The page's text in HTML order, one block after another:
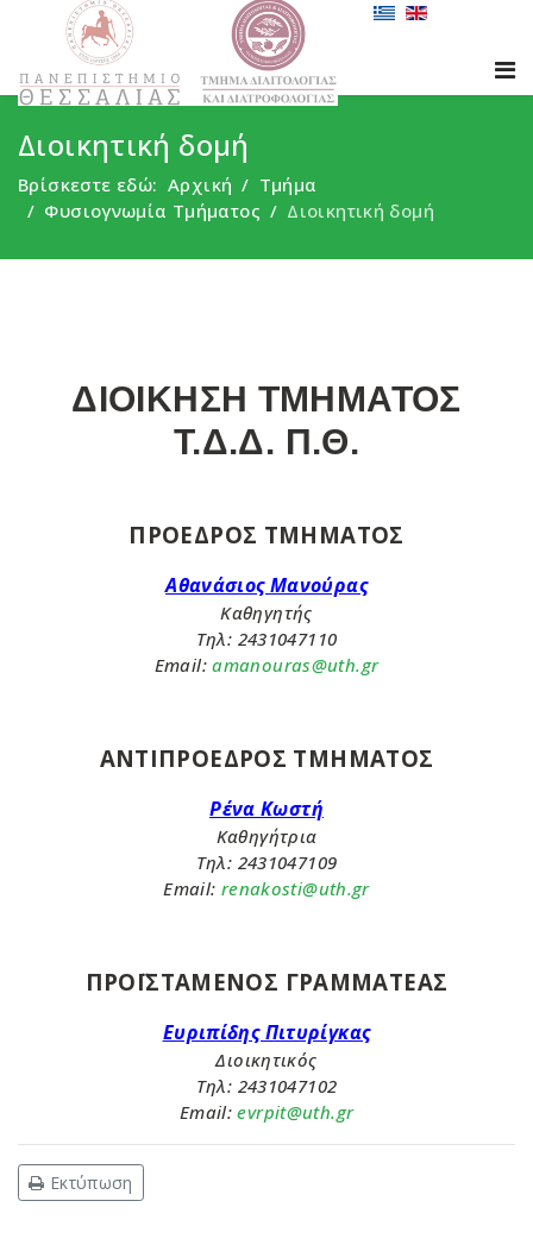
Διοικητική δομή
Βρίσκεστε εδώ: Αρχική
Τμήμα
Φυσιογνωμία Τμήματος
Διοικητική δομή
ΔΙΟΙΚΗΣΗ ΤΜΗΜΑΤΟΣ
Τ.Δ.Δ. Π.Θ.
ΠΡΟΕΔΡΟΣ ΤΜΗΜΑΤΟΣ
Αθανάσιος Μανούρας
Καθηγητής
Τηλ: 2431047110
Email:amanouras@uth.gr
ΑΝΤΙΠΡΟΕΔΡΟΣ ΤΜΗΜΑΤΟΣ
Ρένα Κωστή
Καθηγήτρια
Τηλ: 2431047109
Email: renakosti@uth.gr
ΠΡΟΪΣΤΑΜΕΝΟΣ ΓΡΑΜΜΑΤΕΑΣ
Ευριπίδης Πιτυρίγκας
Διοικητικός
Τηλ: 2431047102
Email:evrpit@uth.gr
Εκτύπωση